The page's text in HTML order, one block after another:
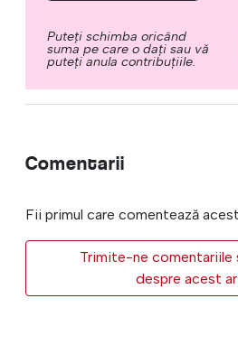
Puteți schimba oricând
suma pe care o dați sau vă
puteți anula contribuțiile.
Comentarii
Fii primul care comentează
Trimite-ne comentariile
despre acest